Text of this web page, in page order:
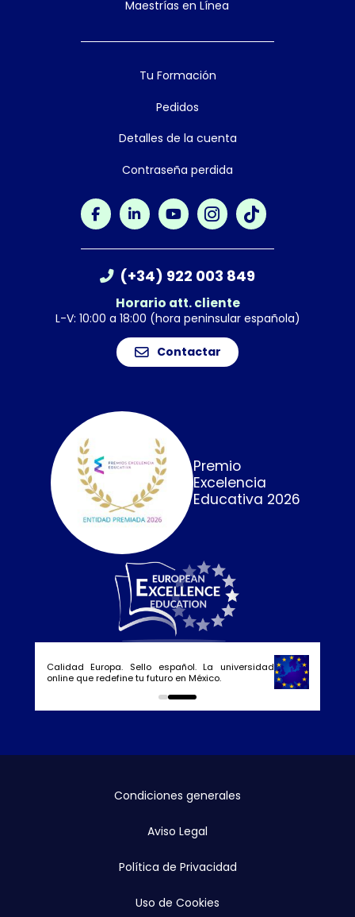
Maestrías en Línea
Tu Formación
Pedidos
Detalles de la cuenta
Contraseña perdida
(+34) 922 003 849
Horario att. cliente
L-V: 10:00 a 18:00 (hora peninsular española)
Contactar
Premio
Excelencia
Educativa 2026
Calidad Europa. Sello español. La universidad
online que redefine tu futuro en México.
0 1
Condiciones generales
Aviso Legal
Política de Privacidad
Uso de Cookies